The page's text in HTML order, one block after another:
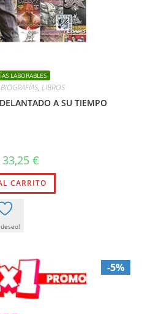
LABORABLES
BIOGRAFÍAS, LIBROS
A SU TIEMPO
El
precio
original
era:
35,00 €.
33,25 €
actual
es:
33,25 €.
CARRITO
deseo!
-5%